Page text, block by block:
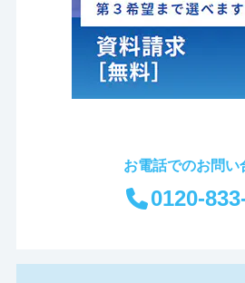
お電話でのお問い
0120-